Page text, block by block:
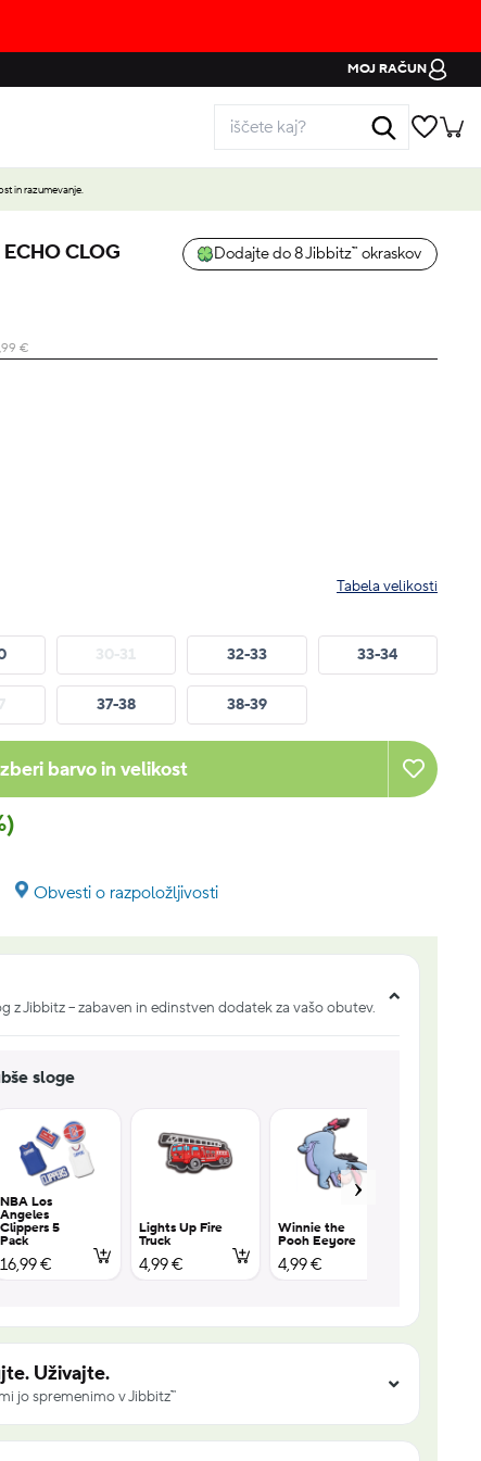
MOJ RAČUN
in razumevanje.
CLOG Dodajte do 8 Jibbitz™ okraskov
€
Tabela velikosti
30-31 32-33 33-34
37-38 38-39
barvo in velikost
Obvesti o razpoložljivosti
z Jibbitz – zabaven in edinstven dodatek za vašo obutev.
sloge
NBA Los
Angeles
Clippers 5
Pack
16,99 €
Lights Up Fire
Truck
4,99 €
Winnie the
Pooh Eeyore
4,99 €
Uživajte.
jo spremenimo v Jibbitz™